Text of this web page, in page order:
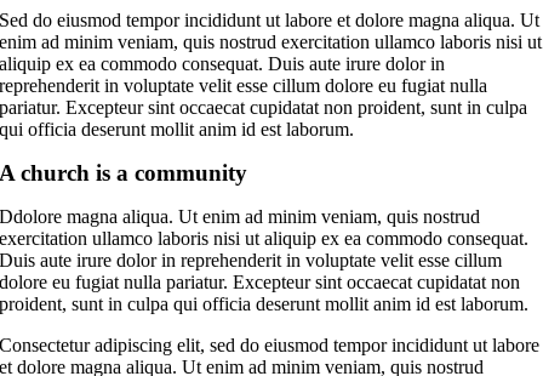
Sed do eiusmod tempor incididunt ut labore et dolore magna aliqua. Ut
enim ad minim veniam, quis nostrud exercitation ullamco laboris nisi ut
aliquip ex ea commodo consequat. Duis aute irure dolor in
reprehenderit in voluptate velit esse cillum dolore eu fugiat nulla
pariatur. Excepteur sint occaecat cupidatat non proident, sunt in culpa
qui officia deserunt mollit anim id est laborum.
A church is a community
Ddolore magna aliqua. Ut enim ad minim veniam, quis nostrud
exercitation ullamco laboris nisi ut aliquip ex ea commodo consequat.
Duis aute irure dolor in reprehenderit in voluptate velit esse cillum
dolore eu fugiat nulla pariatur. Excepteur sint occaecat cupidatat non
proident, sunt in culpa qui officia deserunt mollit anim id est laborum.
Consectetur adipiscing elit, sed do eiusmod tempor incididunt ut labore
et dolore magna aliqua. Ut enim ad minim veniam, quis nostrud